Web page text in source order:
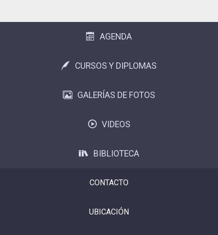
AGENDA
CURSOS Y DIPLOMAS
GALERÍAS DE FOTOS
VIDEOS
BIBLIOTECA
CONTACTO
UBICACIÓN